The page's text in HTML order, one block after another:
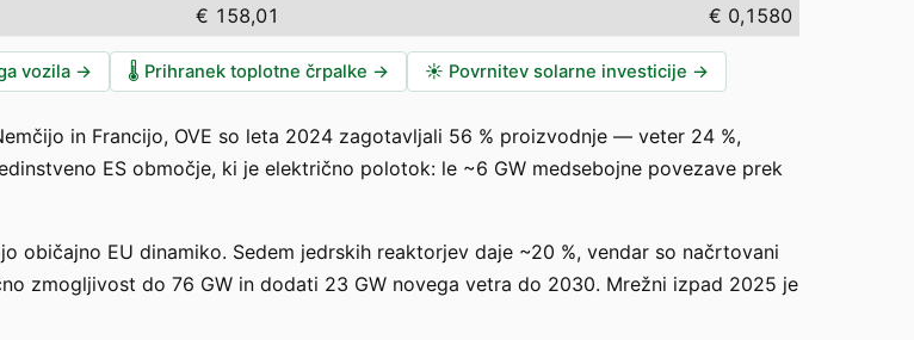
€ 158,01 € 0,1580
vozila → 🌡️ Prihranek toplotne črpalke → ☀️ Povrnitev solarne investicije →
in Francijo, OVE so leta 2024 zagotavljali 56 % proizvodnje — veter 24 %,
ES območje, ki je električno polotok: le ~6 GW medsebojne povezave prek
običajno EU dinamiko. Sedem jedrskih reaktorjev daje ~20 %, vendar so načrtovani
zmogljivost do 76 GW in dodati 23 GW novega vetra do 2030. Mrežni izpad 2025 je